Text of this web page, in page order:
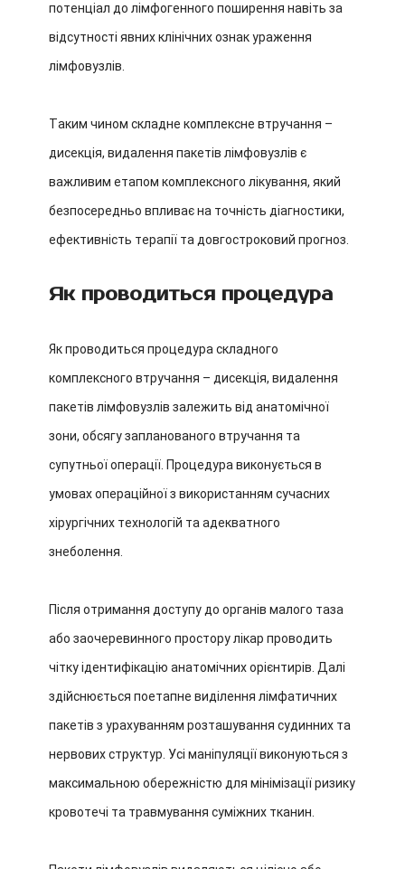
потенціал до лімфогенного поширення навіть за
відсутності явних клінічних ознак ураження
лімфовузлів.
Таким чином складне комплексне втручання –
дисекція, видалення пакетів лімфовузлів є
важливим етапом комплексного лікування, який
безпосередньо впливає на точність діагностики,
ефективність терапії та довгостроковий прогноз.
Як проводиться процедура
Як проводиться процедура складного
комплексного втручання – дисекція, видалення
пакетів лімфовузлів залежить від анатомічної
зони, обсягу запланованого втручання та
супутньої операції. Процедура виконується в
умовах операційної з використанням сучасних
хірургічних технологій та адекватного
знеболення.
Після отримання доступу до органів малого таза
або заочеревинного простору лікар проводить
чітку ідентифікацію анатомічних орієнтирів. Далі
здійснюється поетапне виділення лімфатичних
пакетів з урахуванням розташування судинних та
нервових структур. Усі маніпуляції виконуються з
максимальною обережністю для мінімізації ризику
кровотечі та травмування суміжних тканин.